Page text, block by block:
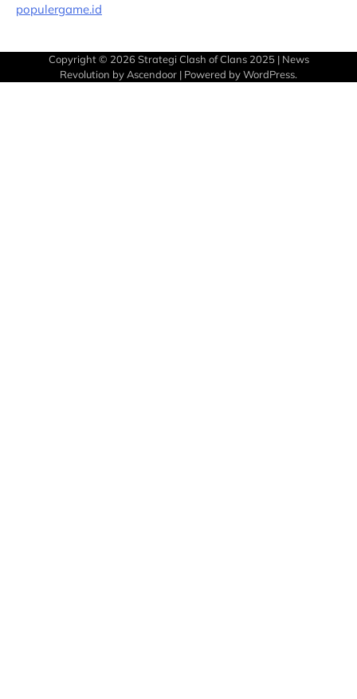
populergame.id
Copyright © 2026 Strategi Clash of Clans 2025| News
Revolution by Ascendoor | Powered byWordPress.